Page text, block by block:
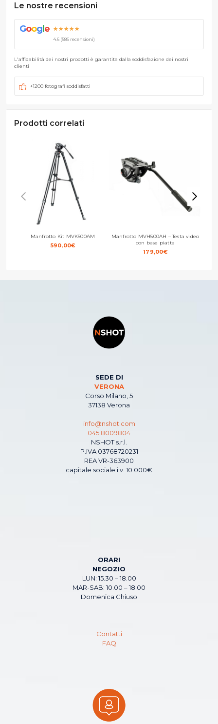
Le nostre recensioni
Goog e ★★★★★
4.6 (586 recensioni)
L'affidabilità dei nostri prodotti è garantita dalla soddisfazione dei nostri
clienti
+1200 fotografi soddisfatti
Prodotti correlati
Manfrotto Kit MVK500AM
590,00€
Manfrotto MVH500AH – Testa video
con base piatta
179,00€
SEDE DI
VERONA
Corso Milano, 5
37138 Verona
info@nshot.com
045 8009804
NSHOT s.r.l.
P.IVA 03768720231
REA VR-363900
capitale sociale i.v. 10.000€
ORARI
NEGOZIO
LUN: 15.30 – 18.00
MAR-SAB: 10.00 – 18.00
Domenica Chiuso
Contatti
FAQ